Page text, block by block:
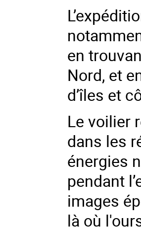
en
Nord, et
d’îles et
Le voilier
dans les
énergies
pendant
images
là où